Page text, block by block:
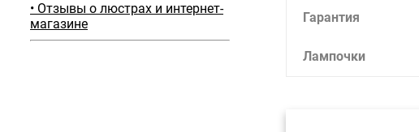
• Отзывы о люстрах и интернет-
магазине
Гарантия
Лампочки